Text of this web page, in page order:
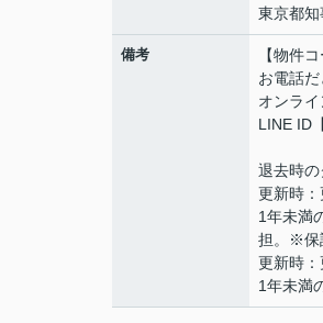
東京都
備考
【物件
お電話
オンライ
LINE ID
退去時
更新時：
1年未満
担。※保
更新時：
1年未満